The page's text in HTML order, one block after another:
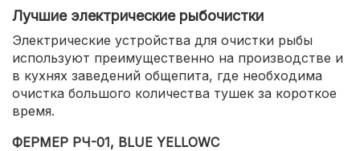
Лучшие электрические рыбочистки
Электрические устройства для очистки рыбы
используют преимущественно на производстве и
в кухнях заведений общепита, где необходима
очистка большого количества тушек за короткое
время.
ФЕРМЕР РЧ-01, BLUE YELLOWС